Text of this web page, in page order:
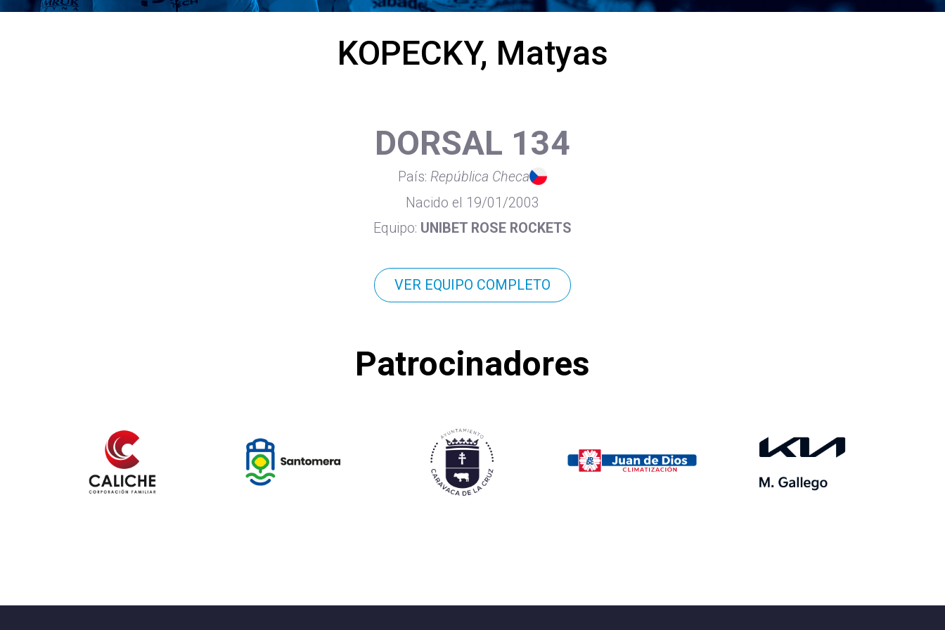
KOPECKY, Matyas
DORSAL 134
País: República Checa
Nacido el 19/01/2003
Equipo: UNIBET ROSE ROCKETS
VER EQUIPO COMPLETO
Patrocinadores